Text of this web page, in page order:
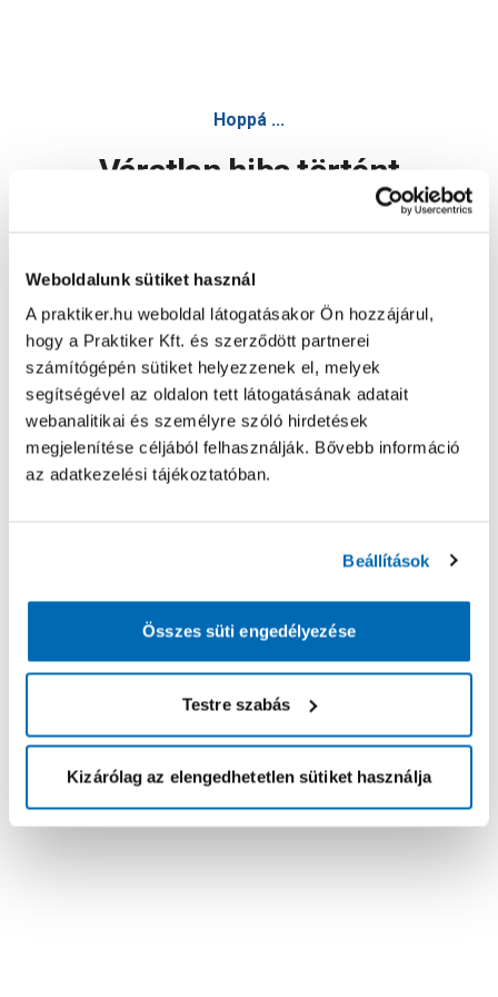
Weboldalunk sütiket használ
A praktiker.hu weboldal látogatásakor Ön hozzájárul,
hogy a Praktiker Kft. és szerződött partnerei
számítógépén sütiket helyezzenek el, melyek
segítségével az oldalon tett látogatásának adatait
webanalitikai és személyre szóló hirdetések
megjelenítése céljából felhasználják. Bővebb információ
az adatkezelési tájékoztatóban.
Beállítások
Összes süti engedélyezése
Testre szabás
Kizárólag az elengedhetetlen sütiket használja
Hoppá ...
Váratlan hiba történt
Oldal újratöltése